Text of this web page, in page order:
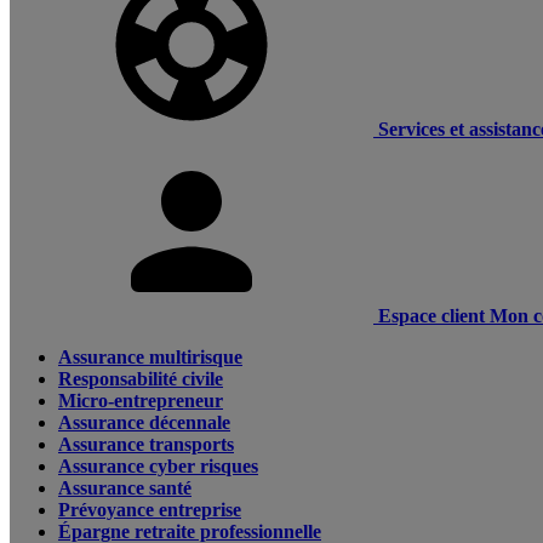
Services et
Espace client Mon
Assurance multirisque
Responsabilité civile
Micro-entrepreneur
Assurance décennale
Assurance transports
Assurance cyber risques
Assurance santé
Prévoyance entreprise
Épargne retraite professionnelle